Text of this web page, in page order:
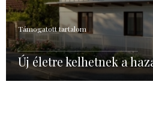
Támogatott tartalom
Új életre kelhetnek a